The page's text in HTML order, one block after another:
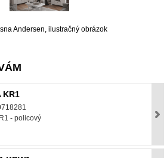
Andersen, ilustračný obrázok
KR1
- policový